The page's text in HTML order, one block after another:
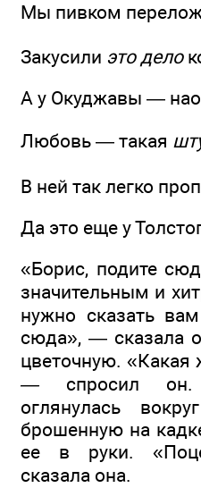
Мы пивком
Закусили это дело
А у Окуджавы —
Любовь — такая
В ней так легко
Да это еще у
«Борис, подите
значительным и
нужно сказать
сюда», — сказала
цветочную. «Какая
— спросил он.
оглянулась
брошенную на
ее в руки.
сказала она.